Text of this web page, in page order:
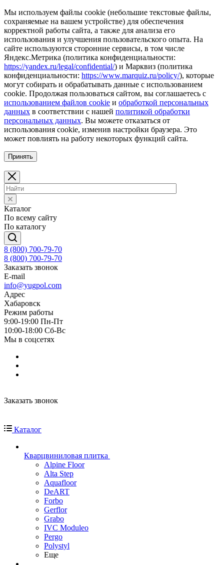
Мы используем файлы cookie (небольшие текстовые файлы,
сохраняемые на вашем устройстве) для обеспечения
корректной работы сайта, а также для анализа его
использования и улучшения пользовательского опыта. На
сайте используются сторонние сервисы, в том числе
Яндекс.Метрика (политика конфиденциальности:
https://yandex.ru/legal/confidential/) и Марквиз (политика
конфиденциальности: https://www.marquiz.ru/policy/), которые
могут собирать и обрабатывать данные с использованием
cookie. Продолжая пользоваться сайтом, вы соглашаетесь с
использованием файлов cookie и обработкой персональных
данных в соответствии с нашей политикой обработки
персональных данных. Вы можете отказаться от
использования cookie, изменив настройки браузера. Это
может повлиять на работу некоторых функций сайта.
Принять
Каталог
По всему сайту
По каталогу
8 (800) 700-79-70
8 (800) 700-79-70
Заказать звонок
E-mail
info@yugpol.com
Адрес
Хабаровск
Режим работы
9:00-19:00 Пн-Пт
10:00-18:00 Cб-Вс
Мы в соцсетях
Заказать звонок
Каталог
Кварцвиниловая плитка
Alpine Floor
Alta Step
Aquafloor
DeART
Forbo
Gerflor
Grabo
IVC Moduleo
Pergo
Polystyl
Еще